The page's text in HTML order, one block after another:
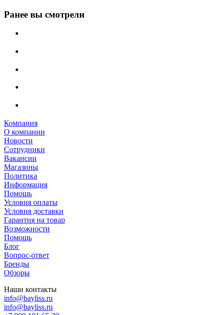
Ранее вы смотрели
Компания
О компании
Новости
Сотрудники
Вакансии
Магазины
Политика
Информация
Помощь
Условия оплаты
Условия доставки
Гарантия на товар
Возможности
Помощь
Блог
Вопрос-ответ
Бренды
Обзоры
Наши контакты
info@bayliss.ru
info@bayliss.ru